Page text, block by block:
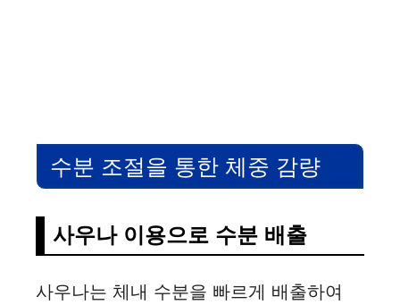
수분 조절을 통한 체중 감량
사우나 이용으로 수분 배출
사우나는 체내 수분을 빠르게 배출하여